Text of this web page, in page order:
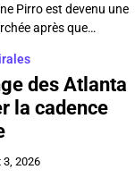
Pirro est devenu une
après que…
des Atlanta
la cadence
3, 2026